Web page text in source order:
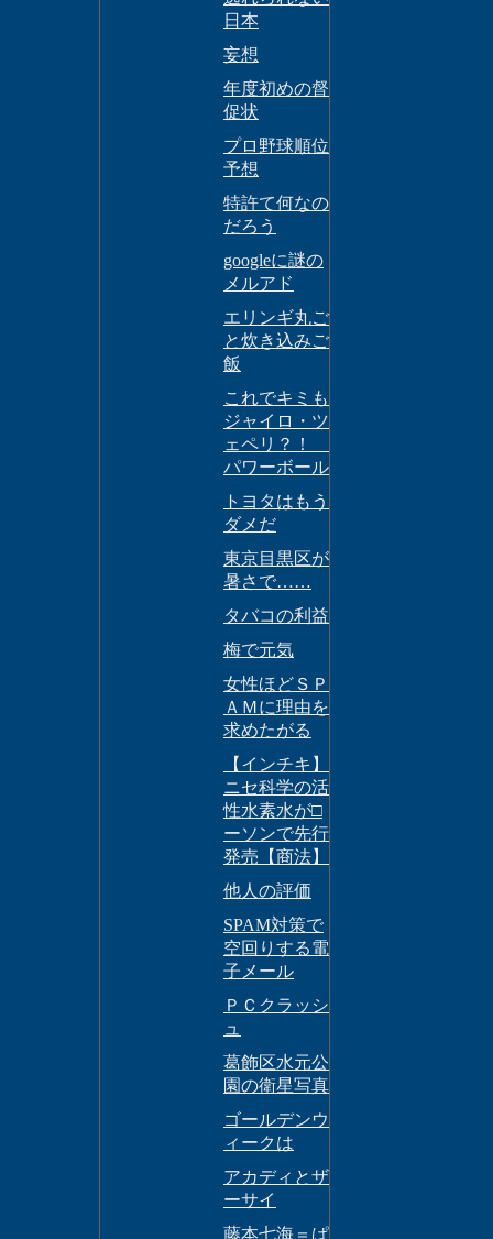
日本
妄想
年度初めの督
促状
プロ野球順位
予想
特許て何なの
だろう
googleに謎の
メルアド
エリンギ丸ご
と炊き込みご
飯
これでキミも
ジャイロ・ツ
ェペリ？！
パワーボール
トヨタはもう
ダメだ
東京目黒区が
暑さで……
タバコの利益
梅で元気
女性ほどＳＰ
ＡＭに理由を
求めたがる
【インチキ】
ニセ科学の活
性水素水が□
ーソンで先行
発売【商法】
他人の評価
SPAM対策で
空回りする電
子メール
ＰＣクラッシ
ュ
葛飾区水元公
園の衛星写真
ゴールデンウ
ィークは
アカディとザ
ーサイ
藤本七海＝ぱ